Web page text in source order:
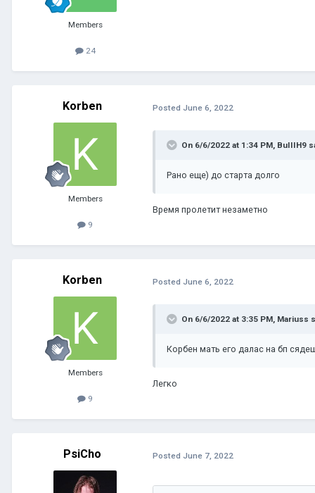
Members
24
Korben
Members
9
Posted June 6, 2022
On 6/6/2022 at 1:34 PM, BuIIIH9
Рано еще) до старта долго
Время пролетит незаметно
Korben
Members
9
Posted June 6, 2022
On 6/6/2022 at 3:35 PM, Mariuss
Корбен мать его далас на бп
Легко
PsiCho Posted June 7, 2022